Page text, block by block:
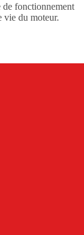
de fonctionnement
vie du moteur.